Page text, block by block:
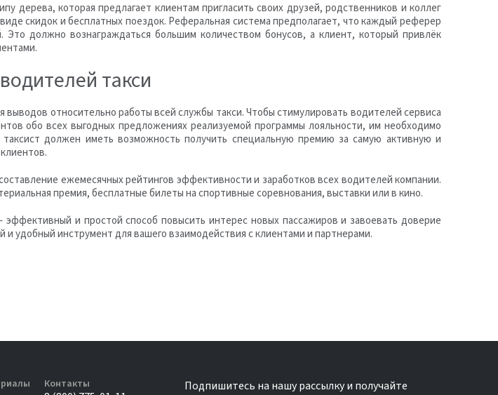
дерева, которая предлагает клиентам пригласить своих друзей, родственников и коллег
скидок и бесплатных поездок. Реферальная система предполагает, что каждый реферер
должно вознаграждаться большим количеством бонусов, а клиент, который привлёк
такси
относительно работы всей службы такси. Чтобы стимулировать водителей сервиса
обо всех выгодных предложениях реализуемой программы лояльности, им необходимо
должен иметь возможность получить специальную премию за самую активную и
ежемесячных рейтингов эффективности и заработков всех водителей компании.
премия, бесплатные билеты на спортивные соревнования, выставки или в кино.
эффективный и простой способ повысить интерес новых пассажиров и завоевать доверие
и удобный инструмент для вашего взаимодействия с клиентами и партнерами.
Контакты Подпишитесь на нашу рассылку и получайте